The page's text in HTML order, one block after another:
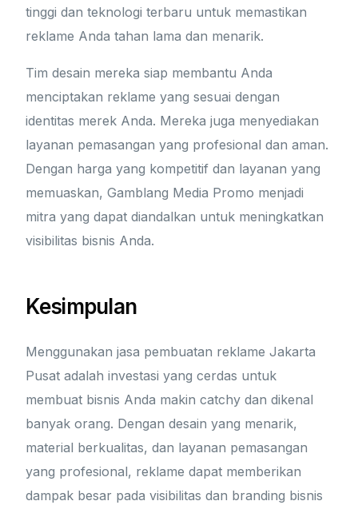
tinggi dan teknologi terbaru untuk memastikan
reklame Anda tahan lama dan menarik.
Tim desain mereka siap membantu Anda
menciptakan reklame yang sesuai dengan
identitas merek Anda. Mereka juga menyediakan
layanan pemasangan yang profesional dan aman.
Dengan harga yang kompetitif dan layanan yang
memuaskan, Gamblang Media Promo menjadi
mitra yang dapat diandalkan untuk meningkatkan
visibilitas bisnis Anda.
Kesimpulan
Menggunakan jasa pembuatan reklame Jakarta
Pusat adalah investasi yang cerdas untuk
membuat bisnis Anda makin catchy dan dikenal
banyak orang. Dengan desain yang menarik,
material berkualitas, dan layanan pemasangan
yang profesional, reklame dapat memberikan
dampak besar pada visibilitas dan branding bisnis